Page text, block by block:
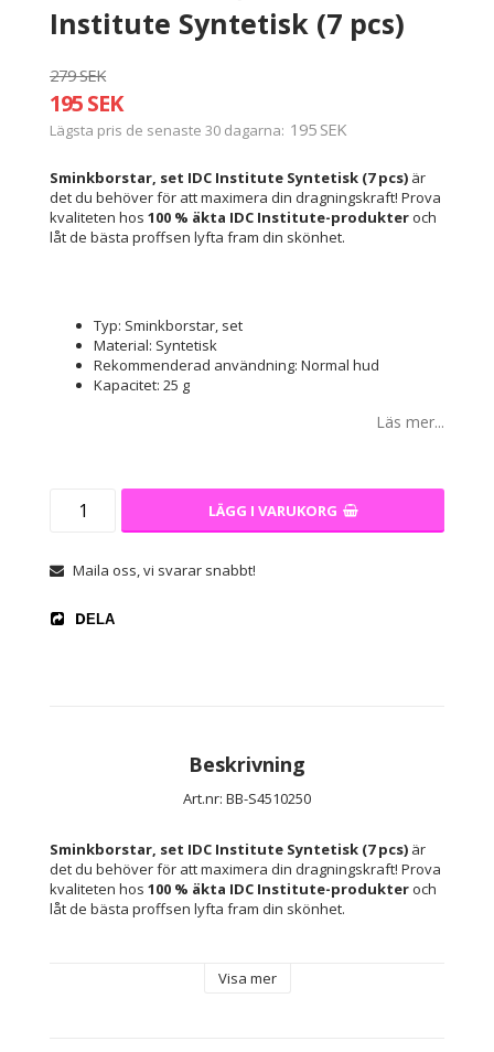
Institute Syntetisk (7 pcs)
279 SEK
195 SEK
Lägsta pris de senaste 30 dagarna 195 SEK
Sminkborstar, set IDC Institute Syntetisk (7 pcs) är
det du behöver för att maximera din dragningskraft! Prova
kvaliteten hos 100 % äkta IDC Institute-produkter och
låt de bästa proffsen lyfta fram din skönhet.
Typ: Sminkborstar, set
Material: Syntetisk
Rekommenderad användning: Normal hud
Kapacitet: 25 g
Läs mer...
LÄGG I VARUKORG
Maila oss, vi svarar snabbt!
DELA
Beskrivning
Art.nr: BB-S4510250
Sminkborstar, set IDC Institute Syntetisk (7 pcs) är
det du behöver för att maximera din dragningskraft! Prova
kvaliteten hos 100 % äkta IDC Institute-produkter och
låt de bästa proffsen lyfta fram din skönhet.
Visa mer